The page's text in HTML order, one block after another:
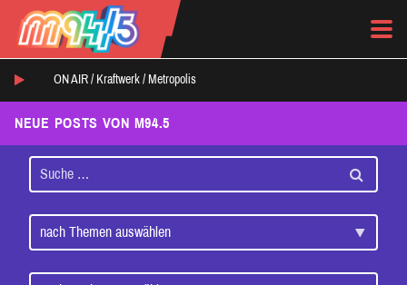
ON AIR / Kraftwerk / Metropolis
NEUE POSTS VON M94.5